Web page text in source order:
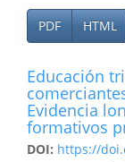
PDF HTML
Educación
Evidencia
formativos
DOI: https://